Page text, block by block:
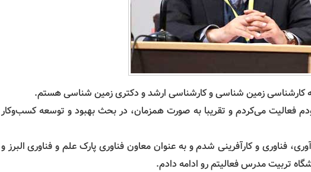
زمین شناسی و کارشناسی ارشد و دکتری زمین شناسی هستم.
فعالیت می‌کردم و تقریبا به صورت همزمان، در بحث بهبود و توسعه کسب‌وکار
فناوری و کارآفرینی شدم و به عنوان معاون فناوری پارک علم و فناوری البرز و
تربیت مدرس فعالیتم رو ادامه دادم.